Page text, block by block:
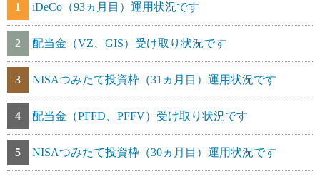
1 iDeCo（93ヵ月目）運用状況です
2 配当金（VZ、GIS）受け取り状況です
3 NISAつみたて投資枠（31ヵ月目）運用状況です
4 配当金（PFFD、PFFV）受け取り状況です
5 NISAつみたて投資枠（30ヵ月目）運用状況です